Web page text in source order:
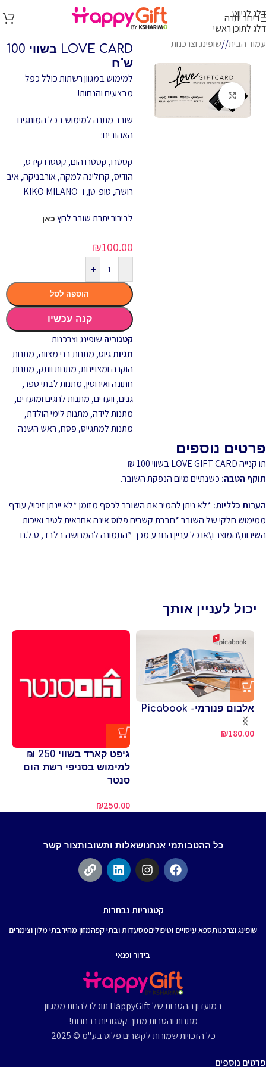
דלג לניווט
דלג לתוכן ראשי
בירור יתרה
עמוד הבית/ שופינג וצרכנות
לחץ להגדלה
LOVE CARD בשווי 100
ש"ח
למימוש במגוון רשתות כולל כפל
מבצעים והנחות!
שובר מתנה למימוש בכל המותגים
האהובים:
קסטרו, קסטרו הום, קסטרו קידס,
הודיס, קרולינה למקה, אורבניקה, איב
רושה, טופ-טן, ו- KIKO MILANO
לבירור יתרת שובר לחץ כאן
₪100.00
-
+
הוספה לסל
קנה עכשיו
קטגוריה שופינג וצרכנות
תגיותגיוס, מתנות בני מצווה, מתנות
הוקרה ומצויינות, מתנות וותק, מתנות
חתונה ואירוסין, מתנות לבתי ספר,
גנים, וועדים, מתנות לחגים ומועדים,
מתנות לידה, מתנות לימי הולדת,
מתנות למתגייס, פסח, ראש השנה
פרטים נוספים
תו קנייה LOVE GIFT CARD בשווי 100 ₪
תוקף הטבה: כשנתיים מיום הנפקת השובר.
הערות כלליות: *לא ניתן להמיר את השובר לכסף מזומן *לא יינתן זיכוי/ עודף
ממימוש חלקי של השובר *חברת קשרים פלוס אינה אחראית לטיב ואיכות
השירות\המוצר ו\או כל עניין הנובע מכך *התמונה להמחשה בלבד, ט.ל.ח
יכול לעניין אותך
אלבום פנורמי- Picabook
₪180.00
גיפט קארד בשווי 250 ₪
למימוש בסניפי רשת הום
סנטר
₪250.00
כל ההטבותמי אנחנושאלות ותשובותצור קשר
קטגוריות נבחרות
שופינג וצרכנותספא עיסויים וטיפוליםמסעדות ובתי קפהמזון מהירבתי מלון וצימרים
בידור ופנאי
במועדון ההטבות של HappyGift תוכלו להנות ממגוון
מתנות והטבות מתוך קטגוריות נבחרות!
כל הזכויות שמורות לקשרים פלוס בע"מ © 2025
פרטים נוספים